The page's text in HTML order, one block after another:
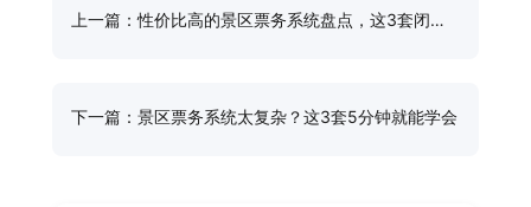
上一篇：性价比高的景区票务系统盘点，这3套闭着
下一篇：景区票务系统太复杂？这3套5分钟就能学会